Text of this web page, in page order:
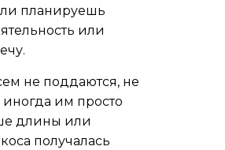
планируешь
или
не поддаются, не
им просто
длины или
получалась